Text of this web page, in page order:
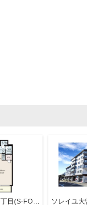
Conde葵一丁目(S-FORT葵一丁目) ソレイユ大